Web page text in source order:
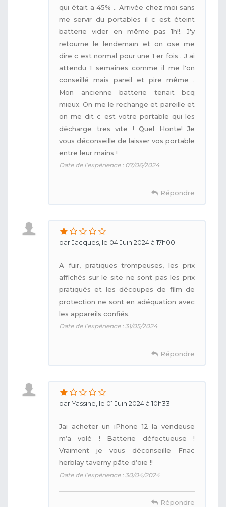
qui était a 45% .. Arrivée chez moi sans
me servir du portables il c est éteint
batterie vider en même pas 1h!!. J'y
retourne le lendemain et on ose me
dire c est normal pour une 1 er fois . J ai
attendu 1 semaines comme il me l'on
conseillé mais pareil et pire même .
Mon ancienne batterie tenait bcq
mieux. On me le rechange et pareille et
on me dit c est votre portable qui les
décharge tres vite ! Quel Honte! Je
vous déconseille de laisser vos portable
entre leur mains !
Date de l'expérience : 07/06/2024
Répondre
par Jacques, le 04 Juin 2024 à 17h00
A fuir, pratiques trompeuses, les prix
affichés sur le site ne sont pas les prix
pratiqués et les découpes de film de
protection ne sont en adéquation avec
les appareils confiés.
Date de l'expérience : 31/05/2024
Répondre
par Yassine, le 01 Juin 2024 à 10h33
Jai acheter un iPhone 12 la vendeuse
m’a volé ! Batterie défectueuse !
Vraiment je vous déconseille Fnac
herblay taverny pâte d’oie !!
Date de l'expérience : 30/04/2024
Répondre